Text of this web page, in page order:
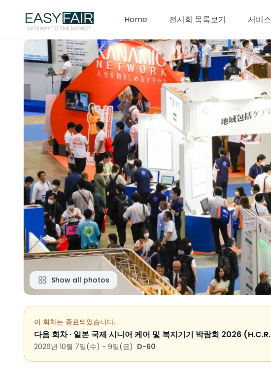
Home 전시회 목록보기 서비
Show all photos
이 회차는 종료되었습니다.
다음 회차 · 일본 국제 시니어 케어 및 복지기기 박람회 2026
2026년 10월 7일(수) - 9일(금) D-60